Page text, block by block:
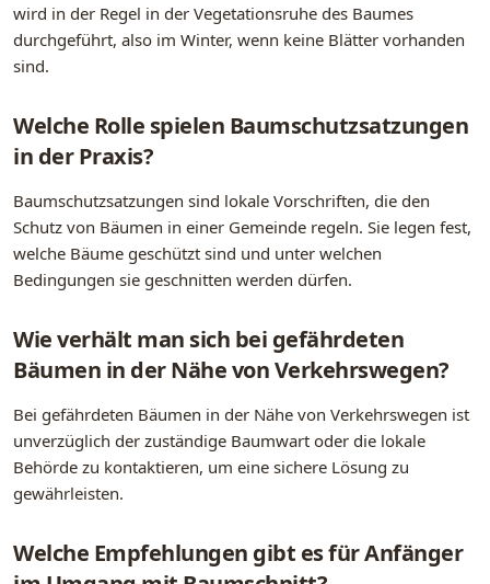
wird in der Regel in der Vegetationsruhe des Baumes
durchgeführt, also im Winter, wenn keine Blätter vorhanden
sind.
Welche Rolle spielen Baumschutzsatzungen
in der Praxis?
Baumschutzsatzungen sind lokale Vorschriften, die den
Schutz von Bäumen in einer Gemeinde regeln. Sie legen fest,
welche Bäume geschützt sind und unter welchen
Bedingungen sie geschnitten werden dürfen.
Wie verhält man sich bei gefährdeten
Bäumen in der Nähe von Verkehrswegen?
Bei gefährdeten Bäumen in der Nähe von Verkehrswegen ist
unverzüglich der zuständige Baumwart oder die lokale
Behörde zu kontaktieren, um eine sichere Lösung zu
gewährleisten.
Welche Empfehlungen gibt es für Anfänger